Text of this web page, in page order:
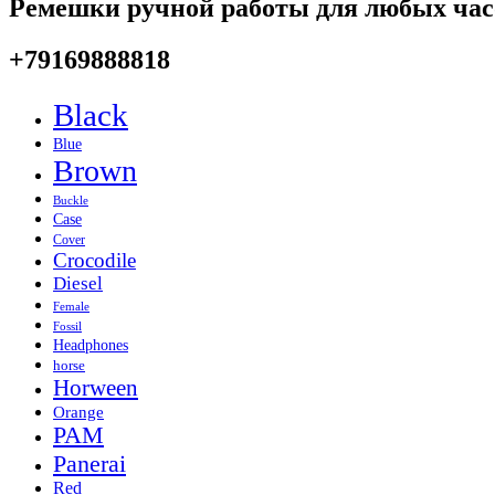
Ремешки ручной работы для любых
+79169888818
Black
Blue
Brown
Buckle
Case
Cover
Crocodile
Diesel
Female
Fossil
Headphones
horse
Horween
Orange
PAM
Panerai
Red